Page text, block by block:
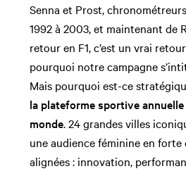
Senna et Prost,
1992 à 2003, et maintenant de
retour en F1, c’est un vrai
pourquoi notre campagne
Mais pourquoi est-ce
la plateforme sportive
monde. 24 grandes villes
une audience féminine en forte
alignées : innovation,